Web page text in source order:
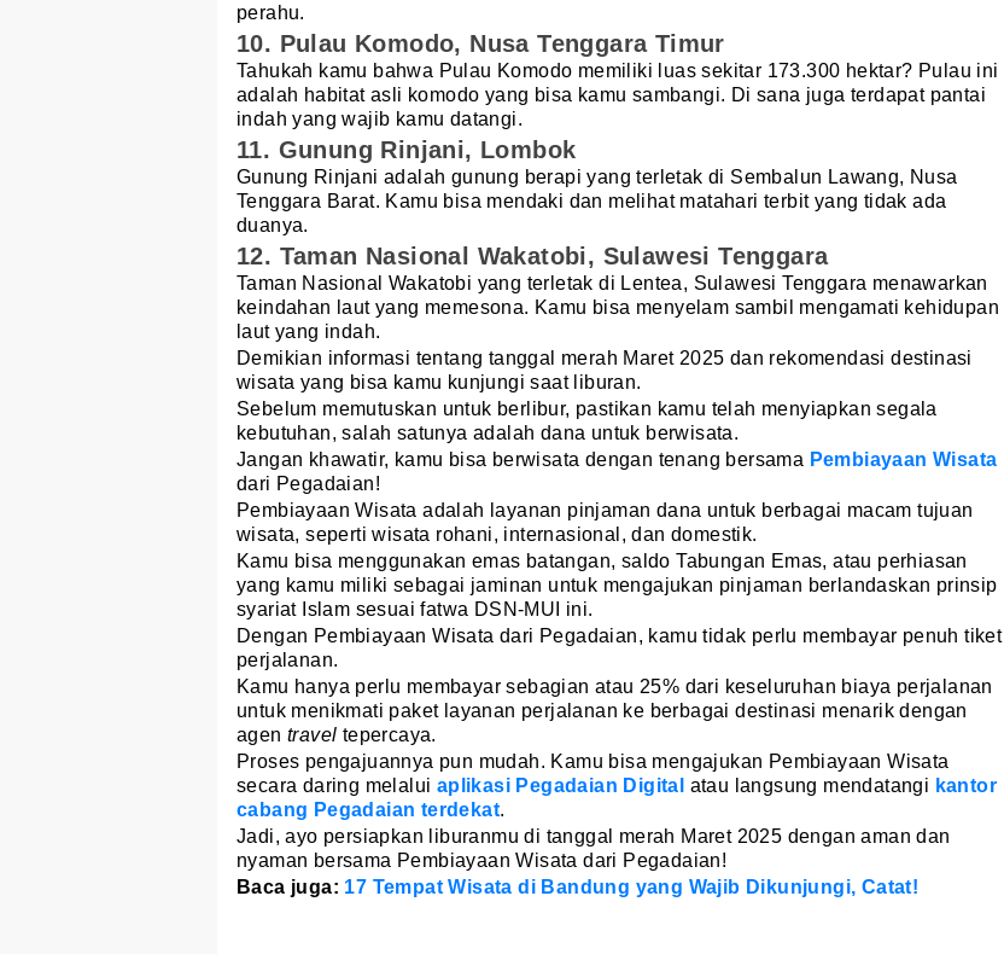
perahu.
10. Pulau Komodo, Nusa Tenggara Timur
Tahukah kamu bahwa Pulau Komodo memiliki luas sekitar 173.300 hektar? Pulau ini
adalah habitat asli komodo yang bisa kamu sambangi. Di sana juga terdapat pantai
indah yang wajib kamu datangi.
11. Gunung Rinjani, Lombok
Gunung Rinjani adalah gunung berapi yang terletak di Sembalun Lawang, Nusa
Tenggara Barat. Kamu bisa mendaki dan melihat matahari terbit yang tidak ada
duanya.
12. Taman Nasional Wakatobi, Sulawesi Tenggara
Taman Nasional Wakatobi yang terletak di Lentea, Sulawesi Tenggara menawarkan
keindahan laut yang memesona. Kamu bisa menyelam sambil mengamati kehidupan
laut yang indah.
Demikian informasi tentang tanggal merah Maret 2025 dan rekomendasi destinasi
wisata yang bisa kamu kunjungi saat liburan.
Sebelum memutuskan untuk berlibur, pastikan kamu telah menyiapkan segala
kebutuhan, salah satunya adalah dana untuk berwisata.
Jangan khawatir, kamu bisa berwisata dengan tenang bersama Pembiayaan Wisata
dari Pegadaian!
Pembiayaan Wisata adalah layanan pinjaman dana untuk berbagai macam tujuan
wisata, seperti wisata rohani, internasional, dan domestik.
Kamu bisa menggunakan emas batangan, saldo Tabungan Emas, atau perhiasan
yang kamu miliki sebagai jaminan untuk mengajukan pinjaman berlandaskan prinsip
syariat Islam sesuai fatwa DSN-MUI ini.
Dengan Pembiayaan Wisata dari Pegadaian, kamu tidak perlu membayar penuh tiket
perjalanan.
Kamu hanya perlu membayar sebagian atau 25% dari keseluruhan biaya perjalanan
untuk menikmati paket layanan perjalanan ke berbagai destinasi menarik dengan
agen travel tepercaya.
Proses pengajuannya pun mudah. Kamu bisa mengajukan Pembiayaan Wisata
secara daring melalui aplikasi Pegadaian Digital atau langsung mendatangi kantor
cabang Pegadaian terdekat.
Jadi, ayo persiapkan liburanmu di tanggal merah Maret 2025 dengan aman dan
nyaman bersama Pembiayaan Wisata dari Pegadaian!
Baca juga: 17 Tempat Wisata di Bandung yang Wajib Dikunjungi, Catat!